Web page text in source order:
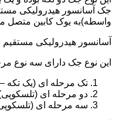
جک آسانسور هیدرولیکی
واسطه)به یوک کابین متصل
آسانسور هیدرولیکی مستقیم
این نوع جک دارای سه نوع
تک مرحله ای (یک تکه
دو مرحله ای
سه مرحله ای